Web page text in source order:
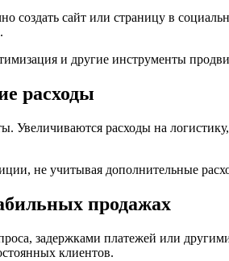
создать сайт или страницу в
и другие инструменты
расходы
Увеличиваются расходы на
не учитывая дополнительные
продажах
задержками платежей или
клиентов.